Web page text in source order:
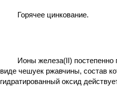
Горячее цинкование.
Ионы железа(II) постепенно
виде чешуек ржавчины, состав
гидратированный оксид